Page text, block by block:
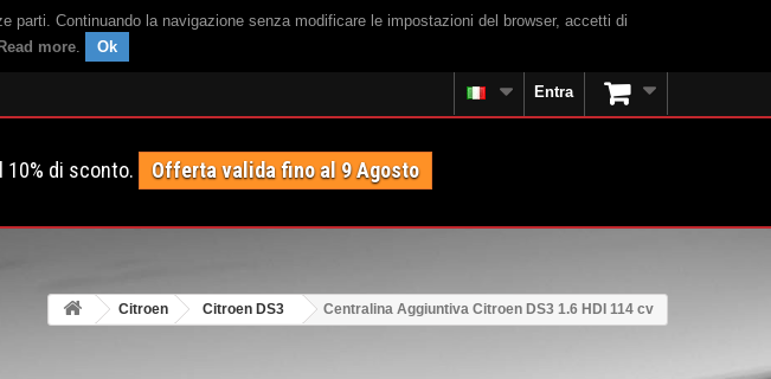
Continuando la navigazione senza modificare le impostazioni del browser, accetti di
Read more. Ok
Entra
10% di sconto. Offerta valida fino al 9 Agosto
Citroen Citroen DS3 Centralina Aggiuntiva Citroen DS3 1.6 HDI 114 cv